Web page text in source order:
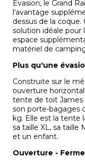
Evasion, le Grand
l'avantage
dessus de la
solution idéale pour
espace
matériel de
Plus qu'une
Construite sur le
ouverture
tente de toit James
son porte-bagages
kg. Elle est la tente
sa taille XL, sa taille
et un enfant.
Ouverture -